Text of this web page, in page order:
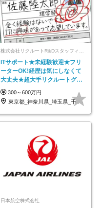
ITサポート★未経験歓迎★フリ
ーターOK!経歴は気にしなくて
大丈夫★超大手リクルートグル
ープの正社員/sg
300～600万円
東京都_神奈川県_埼玉県_千葉県_大阪府…
日本航空株式会社